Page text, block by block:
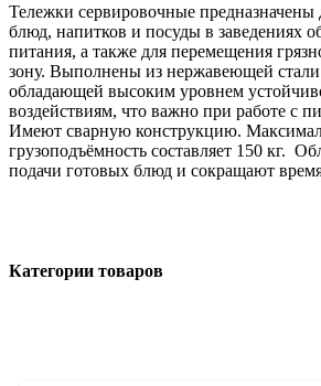
Тележки сервировочные предназначены
блюд, напитков и посуды в заведениях
питания, а также для перемещения
зону. Выполнены из нержавеющей
обладающей высоким уровнем
воздействиям, что важно при работе с
Имеют сварную конструкцию.
грузоподъёмность составляет 150 кг.
подачи готовых блюд и сокращают
Категории товаров